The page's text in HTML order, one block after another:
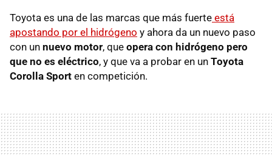
Toyota es una de las marcas que más fuerte está
apostando por el hidrógeno y ahora da un nuevo paso
con un nuevo motor, que opera con hidrógeno pero
que no es eléctrico, y que va a probar en un Toyota
Corolla Sport en competición.